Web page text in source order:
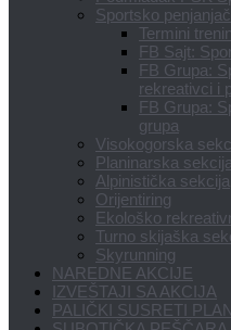
Sportsko
Termini
FB Sajt:
FB Grupa:
rekreativci i
FB Grupa:
grupa
Visokogorska
Planinarska sekcija
Alpinistička sekcija
Orijentiring
Ekološko
Turno skijaška
Skyrunning
NAREDNE AKCIJE
IZVEŠTAJI SA AKCIJA
PALIČKI SUSRETI